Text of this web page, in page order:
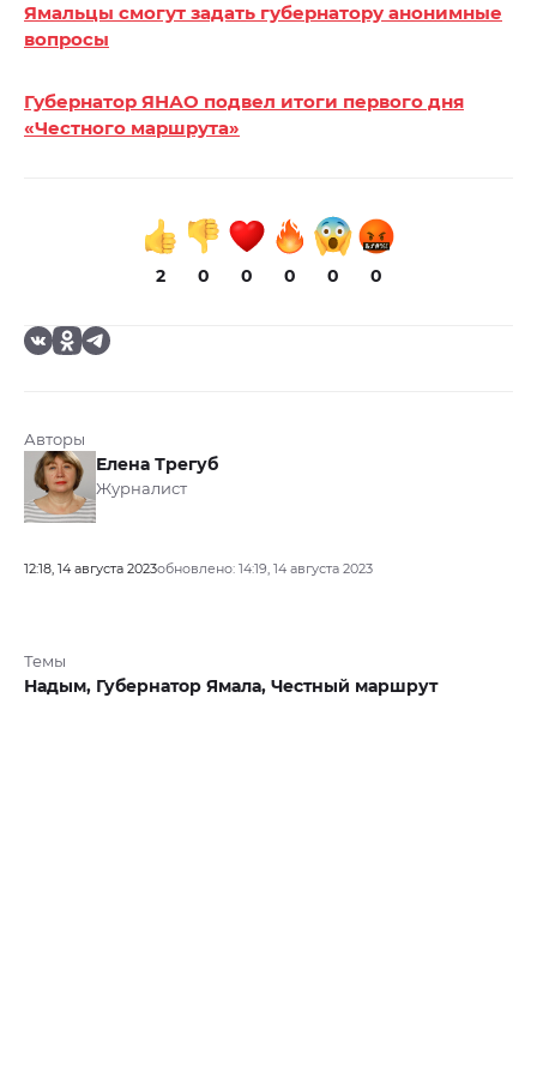
Ямальцы смогут задать губернатору анонимные
вопросы
Губернатор ЯНАО подвел итоги первого дня
«Честного маршрута»
2 0 0 0 0 0
Авторы
Елена Трегуб
Журналист
12:18, 14 августа 2023обновлено: 14:19, 14 августа 2023
Темы
Надым, Губернатор Ямала, Честный маршрут